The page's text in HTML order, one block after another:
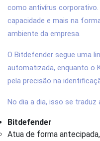
como antivírus
capacidade e mais na
ambiente da empresa.
O Bitdefender segue uma
automatizada, enquanto o
pela precisão na
No dia a dia, isso se traduz
Bitdefender
Atua de forma